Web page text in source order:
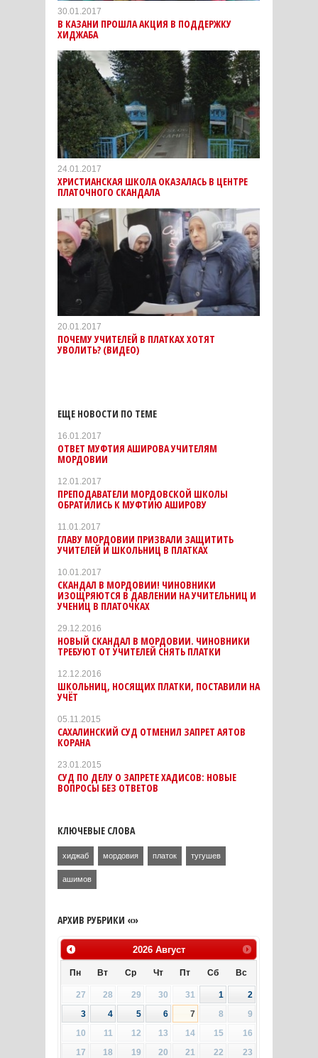
30.01.2017
В КАЗАНИ ПРОШЛА АКЦИЯ В ПОДДЕРЖКУ
ХИДЖАБА
24.01.2017
ХРИСТИАНСКАЯ ШКОЛА ОКАЗАЛАСЬ В ЦЕНТРЕ
ПЛАТОЧНОГО СКАНДАЛА
20.01.2017
ПОЧЕМУ УЧИТЕЛЕЙ В ПЛАТКАХ ХОТЯТ
УВОЛИТЬ? (ВИДЕО)
ЕЩЕ НОВОСТИ ПО ТЕМЕ
16.01.2017
ОТВЕТ МУФТИЯ АШИРОВА УЧИТЕЛЯМ
МОРДОВИИ
12.01.2017
ПРЕПОДАВАТЕЛИ МОРДОВСКОЙ ШКОЛЫ
ОБРАТИЛИСЬ К МУФТИЮ АШИРОВУ
11.01.2017
ГЛАВУ МОРДОВИИ ПРИЗВАЛИ ЗАЩИТИТЬ
УЧИТЕЛЕЙ И ШКОЛЬНИЦ В ПЛАТКАХ
10.01.2017
СКАНДАЛ В МОРДОВИИ! ЧИНОВНИКИ
ИЗОЩРЯЮТСЯ В ДАВЛЕНИИ НА УЧИТЕЛЬНИЦ И
УЧЕНИЦ В ПЛАТОЧКАХ
29.12.2016
НОВЫЙ СКАНДАЛ В МОРДОВИИ. ЧИНОВНИКИ
ТРЕБУЮТ ОТ УЧИТЕЛЕЙ СНЯТЬ ПЛАТКИ
12.12.2016
ШКОЛЬНИЦ, НОСЯЩИХ ПЛАТКИ, ПОСТАВИЛИ НА
УЧЁТ
05.11.2015
САХАЛИНСКИЙ СУД ОТМЕНИЛ ЗАПРЕТ АЯТОВ
КОРАНА
23.01.2015
СУД ПО ДЕЛУ О ЗАПРЕТЕ ХАДИСОВ: НОВЫЕ
ВОПРОСЫ БЕЗ ОТВЕТОВ
КЛЮЧЕВЫЕ СЛОВА
хиджаб мордовия платок тугушев
ашимов
АРХИВ РУБРИКИ «»
2026 Август
Пн Вт Ср Чт Пт Сб Вс
27 28 29 30 31 1
2
3
4 5 6 7 8
9
10
11 12 13 14 15
16
17
18 19 20 21 22
23